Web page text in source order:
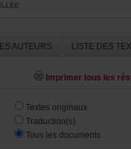
Textesoriginaux
Traduction(s)
Touslesdocuments